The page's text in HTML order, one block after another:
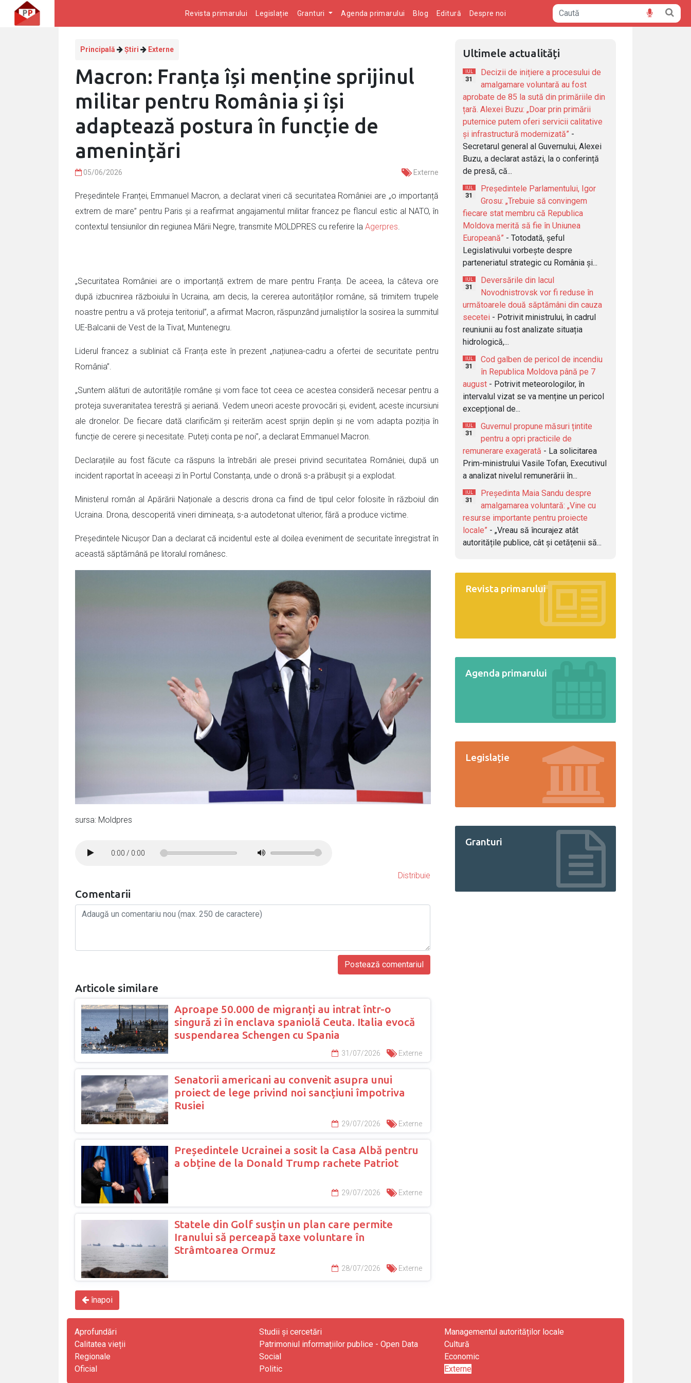
Revista primarului Legislație Granturi Agenda primarului Blog Editură Despre noi
Principală Știri Externe
Macron: Franța își menține sprijinul
militar pentru România și își
adaptează postura în funcție de
amenințări
05/06/2026 Externe
Președintele Franței, Emmanuel Macron, a declarat vineri că securitatea României are „o importanță
extrem de mare” pentru Paris și a reafirmat angajamentul militar francez pe flancul estic al NATO, în
contextul tensiunilor din regiunea Mării Negre, transmite MOLDPRES cu referire la Agerpres.
„Securitatea României are o importanță extrem de mare pentru Franța. De aceea, la câteva ore
după izbucnirea războiului în Ucraina, am decis, la cererea autorităților române, să trimitem trupele
noastre pentru a vă proteja teritoriul”, a afirmat Macron, răspunzând jurnaliștilor la sosirea la summitul
UE-Balcanii de Vest de la Tivat, Muntenegru.
Liderul francez a subliniat că Franța este în prezent „națiunea-cadru a ofertei de securitate pentru
România”.
„Suntem alături de autoritățile române și vom face tot ceea ce acestea consideră necesar pentru a
proteja suveranitatea terestră și aeriană. Vedem uneori aceste provocări și, evident, aceste incursiuni
ale dronelor. De fiecare dată clarificăm și reiterăm acest sprijin deplin și ne vom adapta poziția în
funcție de cerere și necesitate. Puteți conta pe noi”, a declarat Emmanuel Macron.
Declarațiile au fost făcute ca răspuns la întrebări ale presei privind securitatea României, după un
incident raportat în aceeași zi în Portul Constanța, unde o dronă s-a prăbușit și a explodat.
Ministerul român al Apărării Naționale a descris drona ca fiind de tipul celor folosite în războiul din
Ucraina. Drona, descoperită vineri dimineața, s-a autodetonat ulterior, fără a produce victime.
Președintele Nicușor Dan a declarat că incidentul este al doilea eveniment de securitate înregistrat în
această săptămână pe litoralul românesc.
sursa: Moldpres
0:00 / 0:00
Distribuie
Comentarii
Articole similare
Aproape 50.000 de migranți au intrat într-o
singură zi în enclava spaniolă Ceuta. Italia evocă
suspendarea Schengen cu Spania
31/07/2026 Externe
Senatorii americani au convenit asupra unui
proiect de lege privind noi sancțiuni împotriva
Rusiei
29/07/2026 Externe
Președintele Ucrainei a sosit la Casa Albă pentru
a obține de la Donald Trump rachete Patriot
29/07/2026 Externe
Statele din Golf susțin un plan care permite
Iranului să perceapă taxe voluntare în
Strâmtoarea Ormuz
28/07/2026 Externe
Ultimele actualități
IUL
31
Decizii de inițiere a procesului de
amalgamare voluntară au fost
aprobate de 85 la sută din primăriile din
țară. Alexei Buzu: „Doar prin primării
puternice putem oferi servicii calitative
și infrastructură modernizată” -
Secretarul general al Guvernului, Alexei
Buzu, a declarat astăzi, la o conferință
de presă, că...
IUL
31
Președintele Parlamentului, Igor
Grosu: „Trebuie să convingem
fiecare stat membru că Republica
Moldova merită să fie în Uniunea
Europeană” - Totodată, șeful
Legislativului vorbește despre
parteneriatul strategic cu România și...
IUL
31
Deversările din lacul
Novodnistrovsk vor fi reduse în
următoarele două săptămâni din cauza
secetei - Potrivit ministrului, în cadrul
reuniunii au fost analizate situația
hidrologică,...
IUL
31
Cod galben de pericol de incendiu
în Republica Moldova până pe 7
august - Potrivit meteorologilor, în
intervalul vizat se va menține un pericol
excepțional de...
IUL
31
Guvernul propune măsuri țintite
pentru a opri practicile de
remunerare exagerată - La solicitarea
Prim-ministrului Vasile Tofan, Executivul
a analizat nivelul remunerării în...
IUL
31
Președinta Maia Sandu despre
amalgamarea voluntară: „Vine cu
resurse importante pentru proiecte
locale” - „Vreau să încurajez atât
autoritățile publice, cât și cetățenii să...
Revista primarului
Agenda primarului
Legislație
Granturi
înapoi
Aprofundări Studii și cercetări
Managementul autorităților locale
Calitatea vieții
Patrimoniul informațiilor publice - Open Data
Cultură
Regionale
Social
Economic
Oficial
Politic Externe